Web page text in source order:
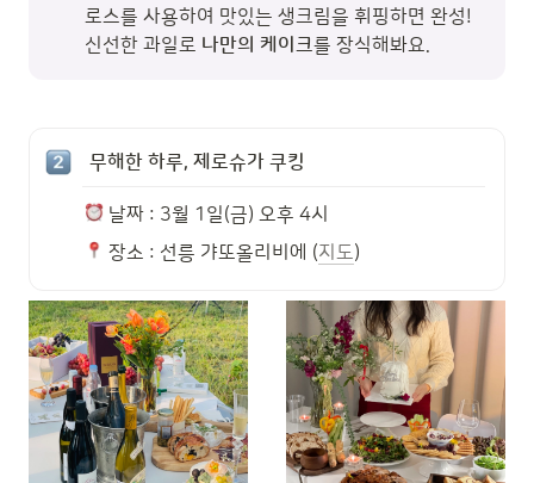
로스를 사용하여 맛있는 생크림을 휘핑하면 완성!
신선한 과일로 나만의 케이크를 장식해봐요.
무해한 하루, 제로슈가 쿠킹
날짜 : 3월 1일(금) 오후 4시
장소 : 선릉 갸또올리비에 (지도)